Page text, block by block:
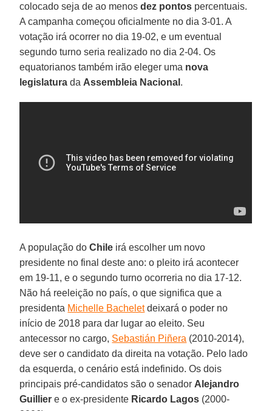
colocado seja de ao menosdez pontos percentuais.
A campanha começou oficialmente no dia 3-01. A
votação irá ocorrer no dia 19-02, e um eventual
segundo turno seria realizado no dia 2-04. Os
equatorianos também irão eleger uma nova
legislatura da Assembleia Nacional .
A população doChile irá escolher um novo
presidente no final deste ano: o pleito irá acontecer
em 19-11, e o segundo turno ocorreria no dia 17-12.
Não há reeleição no país, o que significa que a
presidenta Michelle Bacheletdeixará o poder no
início de 2018 para dar lugar ao eleito. Seu
antecessor no cargo, Sebastián Piñera (2010-2014),
deve ser o candidato da direita na votação. Pelo lado
da esquerda, o cenário está indefinido. Os dois
principais pré-candidatos são o senador Alejandro
Guillier e o ex-presidente Ricardo Lagos (2000-